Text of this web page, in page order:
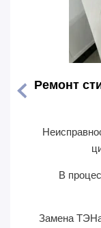
Ремонт
В
Замена